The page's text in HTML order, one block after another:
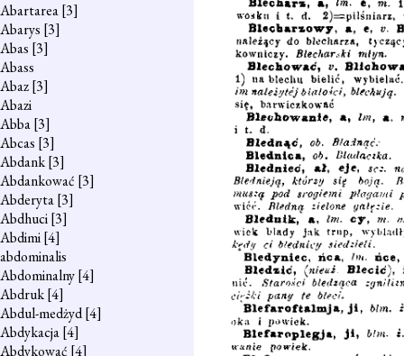
Abartarea[3]
Abarys [3]
Abas [3]
Abass
Abaz[3]
Abazi
Abba[3]
Abcas [3]
Abdank[3]
Abdankować [3]
Abderyta[3]
Abdhuci[3]
Abdimi[4]
abdominalis
Abdominalny[4]
Abdruk[4]
Abdul-medżyd[4]
Abdykacja[4]
Abdykować [4]